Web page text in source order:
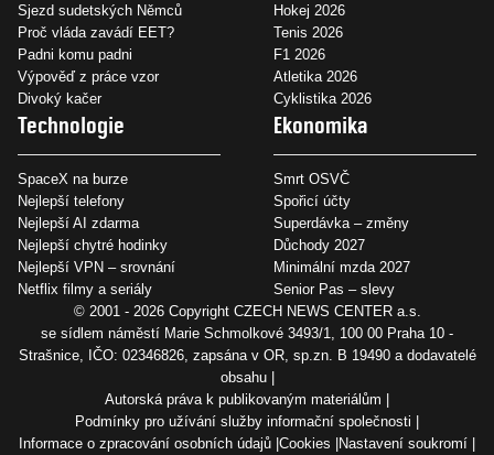
Sjezd sudetských Němců
Proč vláda zavádí EET?
Padni komu padni
Výpověď z práce vzor
Divoký kačer
Hokej 2026
Tenis 2026
F1 2026
Atletika 2026
Cyklistika 2026
Technologie
SpaceX na burze
Nejlepší telefony
Nejlepší AI zdarma
Nejlepší chytré hodinky
Nejlepší VPN – srovnání
Netflix filmy a seriály
Ekonomika
Smrt OSVČ
Spořicí účty
Superdávka – změny
Důchody 2027
Minimální mzda 2027
Senior Pas – slevy
© 2001 - 2026 Copyright CZECH NEWS CENTER a.s.
se sídlem náměstí Marie Schmolkové 3493/1, 100 00 Praha 10 -
Strašnice, IČO: 02346826, zapsána v OR, sp.zn. B 19490 a dodavatelé
obsahu
Autorská práva k publikovaným materiálům
Podmínky pro užívání služby informační společnosti
Informace o zpracování osobních údajů Cookies Nastavení soukromí